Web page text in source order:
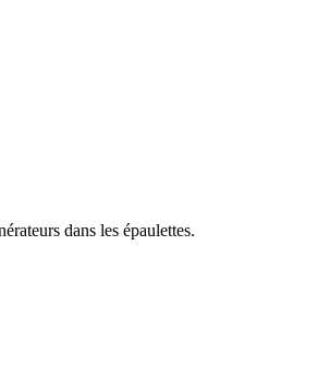
dans les épaulettes.